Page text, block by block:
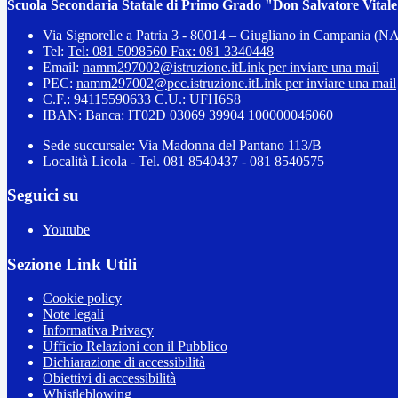
Scuola Secondaria Statale di Primo Grado "Don Salvatore
Via Signorelle a Patria 3 - 80014 – Giugliano in Campania
Tel: Tel: 081 5098560 Fax: 081 3340448
Email: namm297002@istruzione.itLink per inviare una mail
PEC: namm297002@pec.istruzione.itLink per inviare una mail
C.F.: 94115590633 C.U.: UFH6S8
IBAN: Banca: IT02D 03069 39904 100000046060
Sede succursale: Via Madonna del Pantano 113/B
Località Licola - Tel. 081 8540437 - 081 8540575
Seguici su
Youtube
Sezione Link Utili
Cookie policy
Note legali
Informativa Privacy
Ufficio Relazioni con il Pubblico
Dichiarazione di accessibilità
Obiettivi di accessibilità
Whistleblowing